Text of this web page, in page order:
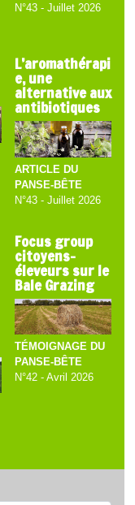
N°43 - Juillet 2026
L’aromathérapi
e, une
alternative aux
antibiotiques
ARTICLE DU
PANSE-BÊTE
N°43 - Juillet 2026
Focus group
citoyens-
éleveurs sur le
Bale Grazing
TÉMOIGNAGE DU
PANSE-BÊTE
N°42 - Avril 2026